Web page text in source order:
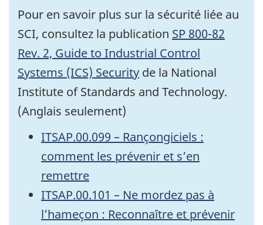
Pour en savoir plus sur la sécurité liée au
SCI, consultez la publication SP 800-82
Rev. 2, Guide to Industrial Control
Systems (ICS) Security de la National
Institute of Standards and Technology.
(Anglais seulement)
ITSAP.00.099 – Rançongiciels :
comment les prévenir et s’en
remettre
ITSAP.00.101 – Ne mordez pas à
l’hameçon : Reconnaître et prévenir